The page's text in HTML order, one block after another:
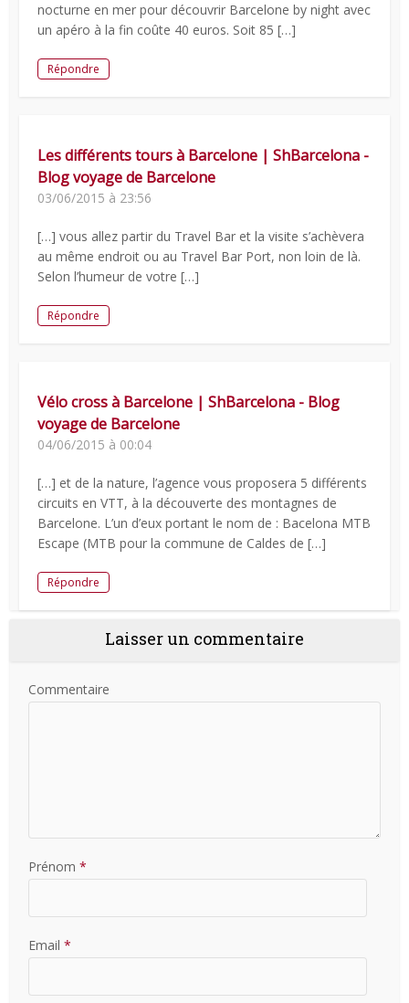
nocturne en mer pour découvrir Barcelone by night avec
un apéro à la fin coûte 40 euros. Soit 85 […]
Répondre
Les différents tours à Barcelone | ShBarcelona -
Blog voyage de Barcelone
03/06/2015 à 23:56
[…] vous allez partir du Travel Bar et la visite s’achèvera
au même endroit ou au Travel Bar Port, non loin de là.
Selon l’humeur de votre […]
Répondre
Vélo cross à Barcelone | ShBarcelona - Blog
voyage de Barcelone
04/06/2015 à 00:04
[…] et de la nature, l’agence vous proposera 5 différents
circuits en VTT, à la découverte des montagnes de
Barcelone. L’un d’eux portant le nom de : Bacelona MTB
Escape (MTB pour la commune de Caldes de […]
Répondre
Laisser un commentaire
Commentaire
Prénom *
Email *